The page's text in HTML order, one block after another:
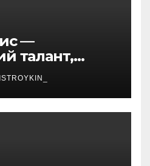
—
талант,
сердца
—
что
о его